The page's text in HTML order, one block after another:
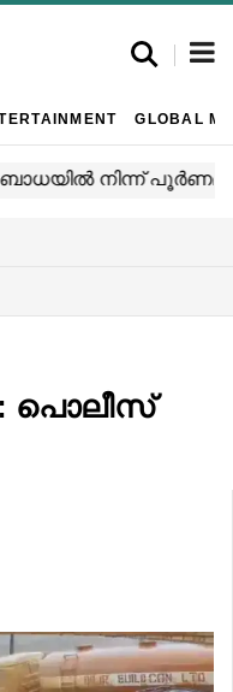
GLOBAL
പൊലീസ്